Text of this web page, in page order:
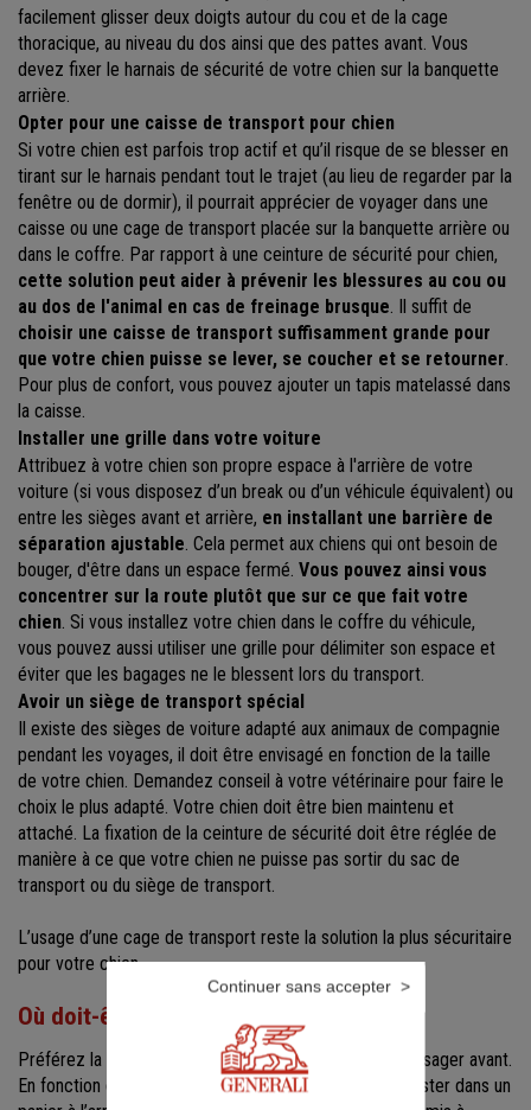
facilement glisser deux doigts autour du cou et de la cage
thoracique, au niveau du dos ainsi que des pattes avant. Vous
devez fixer le harnais de sécurité de votre chien sur la banquette
arrière.
Opter pour une caisse de transport pour chien
Si votre chien est parfois trop actif et qu’il risque de se blesser en
tirant sur le harnais pendant tout le trajet (au lieu de regarder par la
fenêtre ou de dormir), il pourrait apprécier de voyager dans une
caisse ou une cage de transport placée sur la banquette arrière ou
dans le coffre. Par rapport à une ceinture de sécurité pour chien,
cette solution peut aider à prévenir les blessures au cou ou
au dos de l'animal en cas de freinage brusque. Il suffit de
choisir une caisse de transport suffisamment grande pour
que votre chien puisse se lever, se coucher et se retourner.
Pour plus de confort, vous pouvez ajouter un tapis matelassé dans
la caisse.
Installer une grille dans votre voiture
Attribuez à votre chien son propre espace à l'arrière de votre
voiture (si vous disposez d’un break ou d’un véhicule équivalent) ou
entre les sièges avant et arrière, en installant une barrière de
séparation ajustable. Cela permet aux chiens qui ont besoin de
bouger, d'être dans un espace fermé. Vous pouvez ainsi vous
concentrer sur la route plutôt que sur ce que fait votre
chien. Si vous installez votre chien dans le coffre du véhicule,
vous pouvez aussi utiliser une grille pour délimiter son espace et
éviter que les bagages ne le blessent lors du transport.
Avoir un siège de transport spécial
Il existe des sièges de voiture adapté aux animaux de compagnie
pendant les voyages, il doit être envisagé en fonction de la taille
de votre chien. Demandez conseil à votre vétérinaire pour faire le
choix le plus adapté. Votre chien doit être bien maintenu et
attaché. La fixation de la ceinture de sécurité doit être réglée de
manière à ce que votre chien ne puisse pas sortir du sac de
transport ou du siège de transport.
L’usage d’une cage de transport reste la solution la plus sécuritaire
pour votre chien.
Où doit-être le chien dans une voiture ?
Préférez la banquette arrière ou le coffre au siège passager avant.
En fonction de la situation, les petits chiens peuvent rester dans un
Continuer sans accepter